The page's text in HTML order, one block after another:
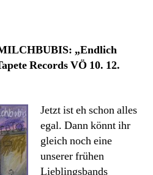
„Endlich
Records VÖ 10. 12.
Jetzt ist eh schon alles
egal. Dann könnt ihr
gleich noch eine
unserer frühen
Lieblingsbands